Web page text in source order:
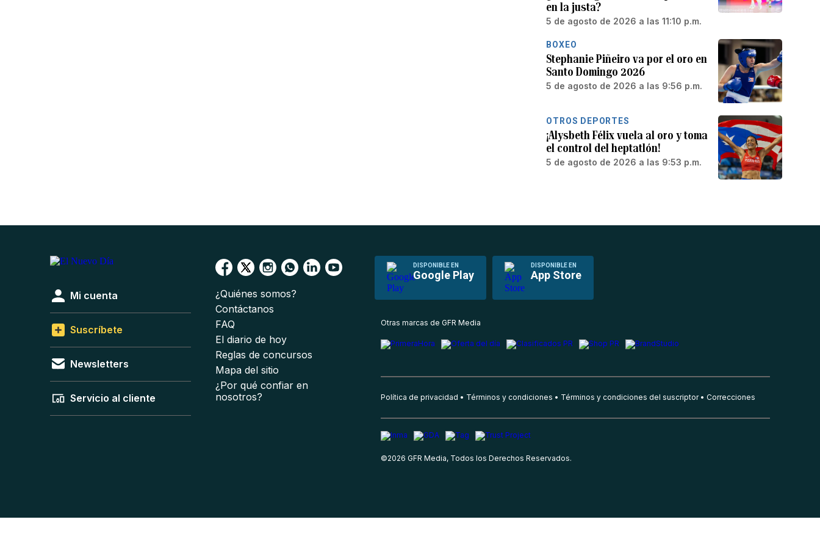
en la justa?
5 de agosto de 2026 a las 11:10 p.m.
BOXEO
Stephanie Piñeiro va por el oro en
Santo Domingo 2026
5 de agosto de 2026 a las 9:56 p.m.
OTROS DEPORTES
¡Alysbeth Félix vuela al oro y toma
el control del heptatlón!
5 de agosto de 2026 a las 9:53 p.m.
DISPONIBLE EN
Google Play
DISPONIBLE EN
App Store
Mi cuenta
Suscríbete
Newsletters
Servicio al cliente
¿Quiénes somos?
Contáctanos
FAQ
El diario de hoy
Reglas de concursos
Mapa del sitio
¿Por qué confiar en
nosotros?
Otras marcas de GFR Media
Política de privacidad Términos y condiciones Términos y condiciones del suscriptor Correcciones
©2026 GFR Media, Todos los Derechos Reservados.